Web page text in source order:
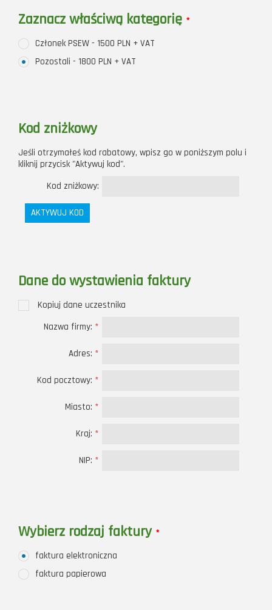
Zaznacz właściwą kategorię *
Członek PSEW - 1500 PLN + VAT
Pozostali - 1800 PLN + VAT
Kod zniżkowy
Jeśli otrzymałeś kod rabatowy, wpisz go w poniższym polu i
kliknij przycisk "Aktywuj kod".
Kod zniżkowy:
AKTYWUJ KOD
Dane do wystawienia faktury
Kopiuj dane uczestnika
Nazwa firmy: *
Adres: *
Kod pocztowy: *
Miasto: *
Kraj: *
NIP: *
Wybierz rodzaj faktury *
faktura elektroniczna
faktura papierowa